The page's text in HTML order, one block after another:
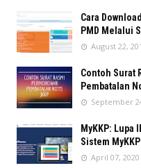
Cara
PMD Melalui
August 22,
Contoh Surat
Pembatalan
September
MyKKP: Lupa
Sistem MyKKP
April 07, 2020